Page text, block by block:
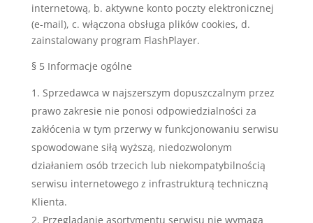
internetową, b. aktywne konto poczty elektronicznej
(e-mail), c. włączona obsługa plików cookies, d.
zainstalowany program FlashPlayer.
§ 5 Informacje ogólne
Sprzedawca w najszerszym dopuszczalnym przez
prawo zakresie nie ponosi odpowiedzialności za
zakłócenia w tym przerwy w funkcjonowaniu serwisu
spowodowane siłą wyższą, niedozwolonym
działaniem osób trzecich lub niekompatybilnością
serwisu internetowego z infrastrukturą techniczną
Klienta.
Przeglądanie asortymentu serwisu nie wymaga